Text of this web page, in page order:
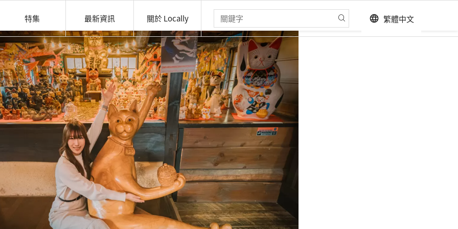
特集 最新資訊 關於 Locally language 繁體中文